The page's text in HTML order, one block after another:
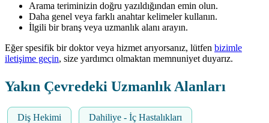
Arama teriminizin doğru yazıldığından emin olun.
Daha genel veya farklı anahtar kelimeler kullanın.
İlgili bir branş veya uzmanlık alanı arayın.
Eğer spesifik bir doktor veya hizmet arıyorsanız, lütfen bizimle
iletişime geçin, size yardımcı olmaktan memnuniyet duyarız.
Yakın Çevredeki Uzmanlık Alanları
Diş Hekimi Dahiliye - İç Hastalıkları